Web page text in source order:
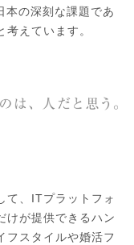
の深刻な課題であ
えています。
て、ITプラットフォ
けが提供できるハン
フスタイルや婚活フ